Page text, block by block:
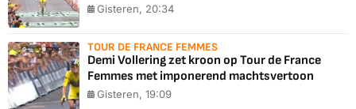
Gisteren, 20:34
TOUR DE FRANCE FEMMES
Demi Vollering zet kroon op Tour de France
Femmes met imponerend machtsvertoon
Gisteren, 19:09